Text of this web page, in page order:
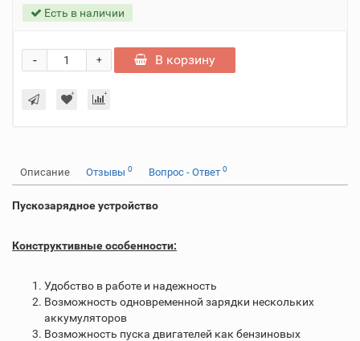
Есть в наличии
+
- В корзину
Описание Отзывы 0 Вопрос - Ответ 0
Пускозарядное устройство
Конструктивные особенности:
Удобство в работе и надежность
Возможность одновременной зарядки нескольких
аккумуляторов
Возможность пуска двигателей как бензиновых